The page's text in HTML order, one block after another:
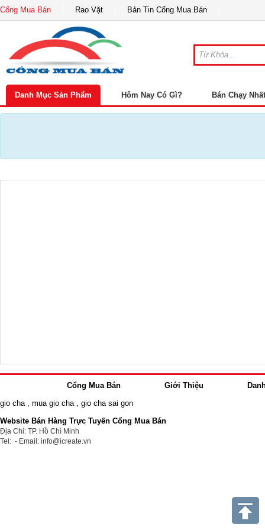
Cổng Mua Bán Rao Vặt Bản Tin Cổng Mua Bán
Danh Mục Sản Phẩm Hôm Nay Có Gì? Bán Chạy Nhất
Cổng Mua Bán Giới Thiệu
gio cha
mua gio cha
gio cha sai gon
Website Bán Hàng Trực Tuyến Cổng Mua Bán
Địa Chỉ: TP. Hồ Chí Minh
Tel: - Email: info@icreate.vn